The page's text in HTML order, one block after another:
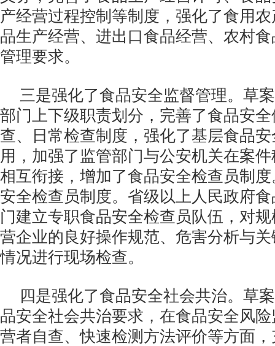
产经营过程控制等制度，强化了食用
品生产经营、进出口食品经营、农村
管理要求。
三是强化了食品安全监督管理。草
部门上下级职责划分，完善了食品安
查、日常检查制度，强化了基层食品
用，加强了监管部门与公安机关在案
相互衔接，增加了食品安全检查员制
安全检查员制度。省级以上人民政府
门建立专职食品安全检查员队伍，对
营企业的良好操作规范、危害分析与
情况进行现场检查。
四是强化了食品安全社会共治。草
品安全社会共治要求，在食品安全风
营者自查、快速检测方法评价等方面